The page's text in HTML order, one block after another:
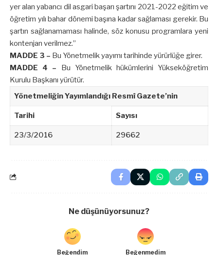
yer alan yabancı dil asgari başarı şartını 2021-2022 eğitim ve
öğretim yılı bahar dönemi başına kadar sağlaması gerekir. Bu
şartın sağlanamaması halinde, söz konusu programlara yeni
kontenjan verilmez.”
MADDE 3 – Bu Yönetmelik yayımı tarihinde yürürlüğe girer.
MADDE 4 – Bu Yönetmelik hükümlerini Yükseköğretim
Kurulu Başkanı yürütür.
Yönetmeliğin Yayımlandığı Resmî Gazete’nin
Tarihi Sayısı
23/3/2016 29662
Ne düşünüyorsunuz?
Beğendim Beğenmedim